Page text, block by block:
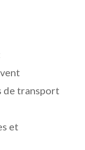
de transport
et